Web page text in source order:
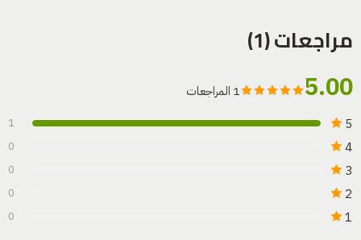
مراجعات (1)
5.00 1 المراجعات
5
1
4
0
3
0
2
0
1
0